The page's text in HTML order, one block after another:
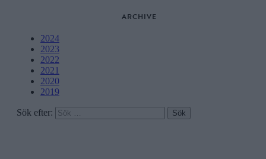
ARCHIVE
2024
2023
2022
2021
2020
2019
Sök efter: